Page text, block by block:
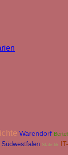
Warendorf
Südwestfalen Statistik